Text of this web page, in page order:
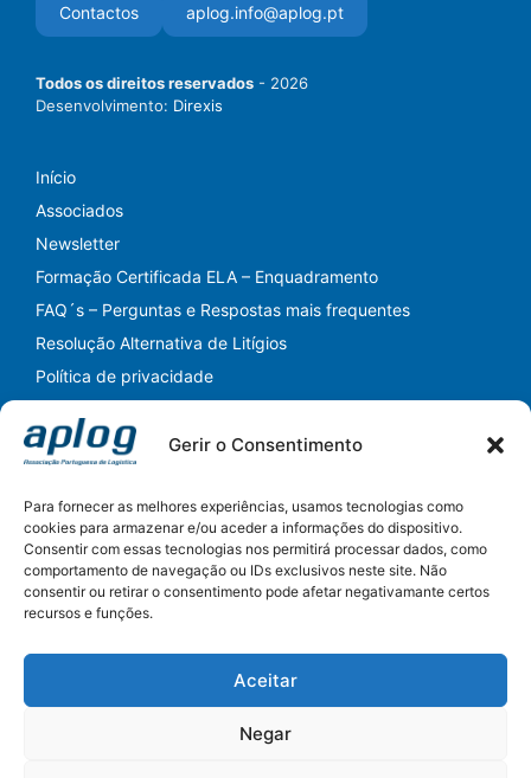
Gerir o Consentimento
Para fornecer as melhores experiências, usamos tecnologias como
cookies para armazenar e/ou aceder a informações do dispositivo.
Consentir com essas tecnologias nos permitirá processar dados, como
comportamento de navegação ou IDs exclusivos neste site. Não
consentir ou retirar o consentimento pode afetar negativamante certos
recursos e funções.
Aceitar
Negar
Contactos aplog.info@aplog.pt
Todos os direitos reservados - 2026
Desenvolvimento: Direxis
Início
Associados
Newsletter
Formação Certificada ELA – Enquadramento
FAQ´s – Perguntas e Respostas mais frequentes
Resolução Alternativa de Litígios
Política de privacidade
Siga-nos nas Redes Sociais
LinkedIn
Instagram
Facebook
YouTube
Twitter
Pesquisar